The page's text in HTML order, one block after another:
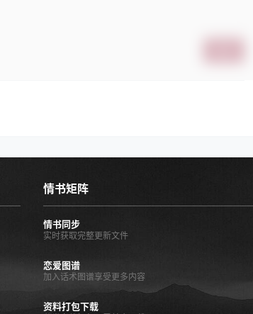
情书矩阵
情书同步
实时获取完整更新文件
恋爱图谱
加入话术图谱享受更多内容
资料打包下载